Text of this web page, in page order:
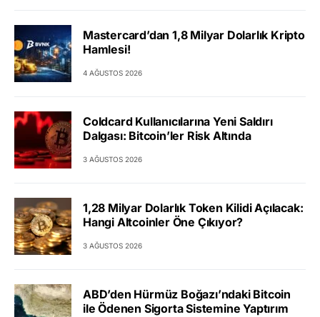
Mastercard’dan 1,8 Milyar Dolarlık Kripto
Hamlesi!
4 AĞUSTOS 2026
Coldcard Kullanıcılarına Yeni Saldırı
Dalgası: Bitcoin’ler Risk Altında
3 AĞUSTOS 2026
1,28 Milyar Dolarlık Token Kilidi Açılacak:
Hangi Altcoinler Öne Çıkıyor?
3 AĞUSTOS 2026
ABD’den Hürmüz Boğazı’ndaki Bitcoin
ile Ödenen Sigorta Sistemine Yaptırım